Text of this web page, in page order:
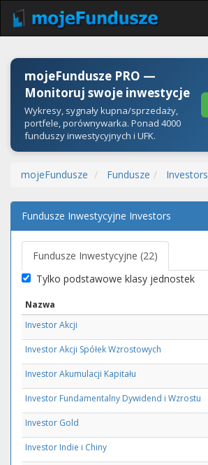
mojeFundusze PRO —
Monitoruj swoje inwestycje
Wykresy, sygnały kupna/sprzedaży,
portfele, porównywarka. Ponad 4000
funduszy inwestycyjnych i UFK.
mojeFundusze Fundusze Investors
Fundusze Inwestycyjne Investors
Fundusze Inwestycyjne (22)
Tylko podstawowe klasy jednostek
Nazwa
Investor Akcji
Investor Akcji Spółek Wzrostowych
Investor Akumulacji Kapitału
Investor Fundamentalny Dywidend i Wzrostu
Investor Gold
Investor Indie i Chiny